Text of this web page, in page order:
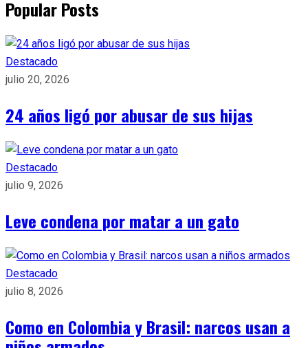
Popular Posts
Destacado
julio 20, 2026
24 años ligó por abusar de sus hijas
Destacado
julio 9, 2026
Leve condena por matar a un gato
Destacado
julio 8, 2026
Como en Colombia y Brasil: narcos usan a